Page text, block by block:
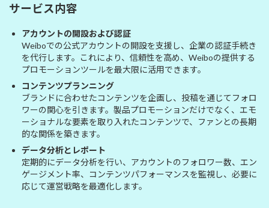
サービス内容
アカウントの開設および認証
Weiboでの公式アカウントの開設を支援し、企業の認証手続き
を代行します。これにより、信頼性を高め、Weiboの提供する
プロモーションツールを最大限に活用できます。
コンテンツプランニング
ブランドに合わせたコンテンツを企画し、投稿を通じてフォロ
ワーの関心を引きます。製品プロモーションだけでなく、エモ
ーショナルな要素を取り入れたコンテンツで、ファンとの長期
的な関係を築きます。
データ分析とレポート
定期的にデータ分析を行い、アカウントのフォロワー数、エン
ゲージメント率、コンテンツパフォーマンスを監視し、必要に
応じて運営戦略を最適化します。